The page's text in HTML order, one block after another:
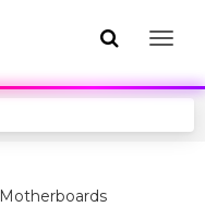
Motherboards